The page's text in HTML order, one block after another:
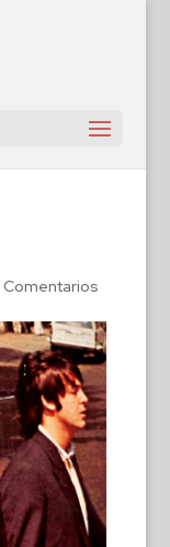
Comentarios